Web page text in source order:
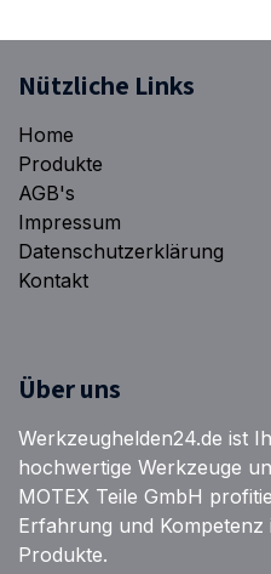
Nützliche Links
Home
Produkte
AGB's
Impressum
Datenschutzerklärung
Kontakt
Über uns
Werkzeughelden24.de ist
hochwertige Werkzeuge
MOTEX Teile GmbH
Erfahrung und
Produkte.